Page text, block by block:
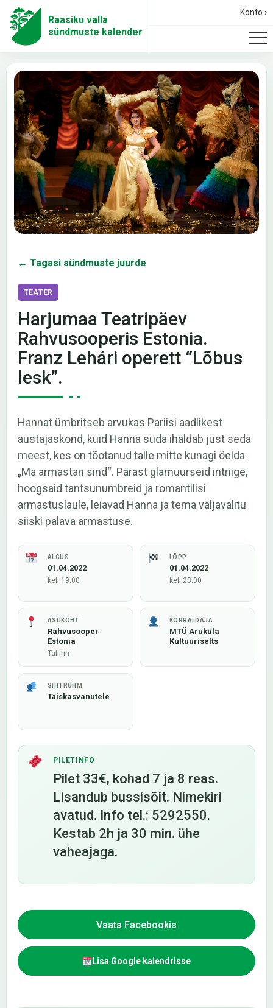
Raasiku valla
sündmuste kalender
Konto ›
← Tagasi sündmuste juurde
TEATER
Harjumaa Teatripäev
Rahvusooperis Estonia.
Franz Lehári operett “Lõbus
lesk”.
Hannat ümbritseb arvukas Pariisi aadlikest
austajaskond, kuid Hanna süda ihaldab just seda
meest, kes on tõotanud talle mitte kunagi öelda
„Ma armastan sind“. Pärast glamuurseid intriige,
hoogsaid tantsunumbreid ja romantilisi
armastuslaule, leiavad Hanna ja tema väljavalitu
siiski palava armastuse.
ALGUS
01.04.2022
kell 19:00
LÕPP
01.04.2022
kell 23:00
ASUKOHT
Rahvusooper
Estonia
Tallinn
KORRALDAJA
MTÜ Aruküla
Kultuuriselts
SIHTRÜHM
Täiskasvanutele
PILETINFO
Pilet 33€, kohad 7 ja 8 reas.
Lisandub bussisõit. Nimekiri
avatud. Info tel.: 5292550.
Kestab 2h ja 30 min. ühe
vaheajaga.
Vaata Facebookis
Lisa Google kalendrisse